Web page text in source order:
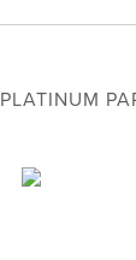
PLATINUM